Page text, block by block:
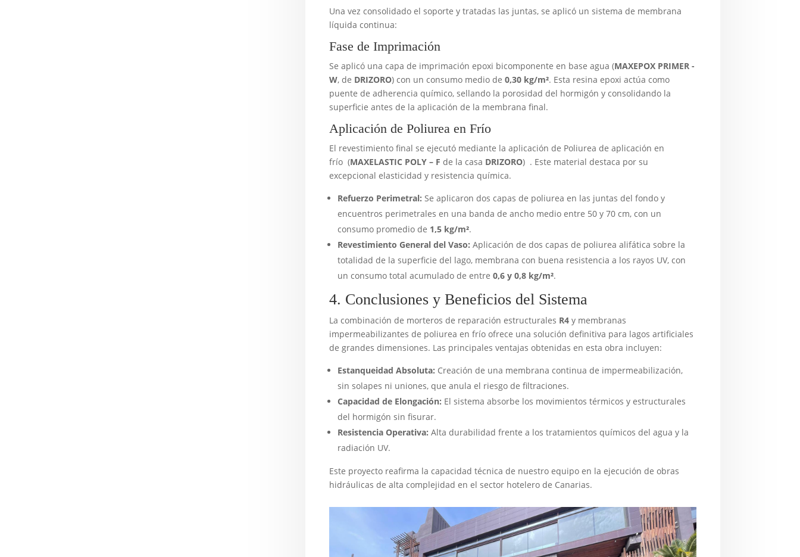
Una vez consolidado el soporte y tratadas las juntas, se aplicó un sistema de membrana
líquida continua:
Fase de Imprimación
Se aplicó una capa de imprimación epoxi bicomponente en base agua (MAXEPOX PRIMER -
W, de DRIZORO) con un consumo medio de 0,30 kg/m². Esta resina epoxi actúa como
puente de adherencia químico, sellando la porosidad del hormigón y consolidando la
superficie antes de la aplicación de la membrana final.
Aplicación de Poliurea en Frío
El revestimiento final se ejecutó mediante la aplicación de Poliurea de aplicación en
frío (MAXELASTIC POLY – F de la casa DRIZORO) . Este material destaca por su
excepcional elasticidad y resistencia química.
Refuerzo Perimetral: Se aplicaron dos capas de poliurea en las juntas del fondo y
encuentros perimetrales en una banda de ancho medio entre 50 y 70 cm, con un
consumo promedio de 1,5 kg/m².
Revestimiento General del Vaso: Aplicación de dos capas de poliurea alifática sobre la
totalidad de la superficie del lago, membrana con buena resistencia a los rayos UV, con
un consumo total acumulado de entre 0,6 y 0,8 kg/m².
4. Conclusiones y Beneficios del Sistema
La combinación de morteros de reparación estructurales R4y membranas
impermeabilizantes de poliurea en frío ofrece una solución definitiva para lagos artificiales
de grandes dimensiones. Las principales ventajas obtenidas en esta obra incluyen:
Estanqueidad Absoluta: Creación de una membrana continua de impermeabilización,
sin solapes ni uniones, que anula el riesgo de filtraciones.
Capacidad de Elongación: El sistema absorbe los movimientos térmicos y estructurales
del hormigón sin fisurar.
Resistencia Operativa: Alta durabilidad frente a los tratamientos químicos del agua y la
radiación UV.
Este proyecto reafirma la capacidad técnica de nuestro equipo en la ejecución de obras
hidráulicas de alta complejidad en el sector hotelero de Canarias.